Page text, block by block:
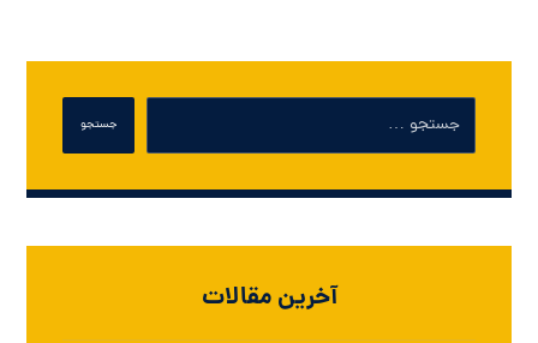
جستجو
آخرین مقالات